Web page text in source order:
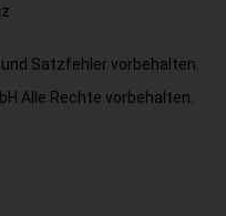
Satzfehler vorbehalten.
Alle Rechte vorbehalten.